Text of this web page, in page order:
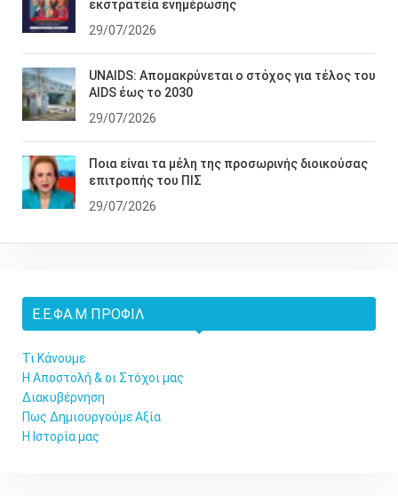
εκστρατεία ενημέρωσης
29/07/2026
UNAIDS: Απομακρύνεται ο στόχος για τέλος του
AIDS έως το 2030
29/07/2026
Ποια είναι τα μέλη της προσωρινής διοικούσας
επιτροπής του ΠΙΣ
29/07/2026
Ε.Ε.ΦΑ.Μ ΠΡΟΦΊΛ
Τι Κάνουμε
Η Αποστολή & οι Στόχοι μας
Διακυβέρνηση
Πως Δημιουργούμε Αξία
Η Ιστορία μας